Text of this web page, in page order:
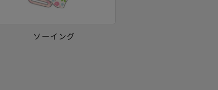
ソーイング